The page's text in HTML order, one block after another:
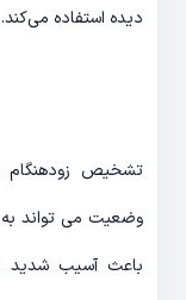
دیده استفاده می‌کند.
تشخیص زودهنگام
وضعیت می تواند
باعث آسیب شدید